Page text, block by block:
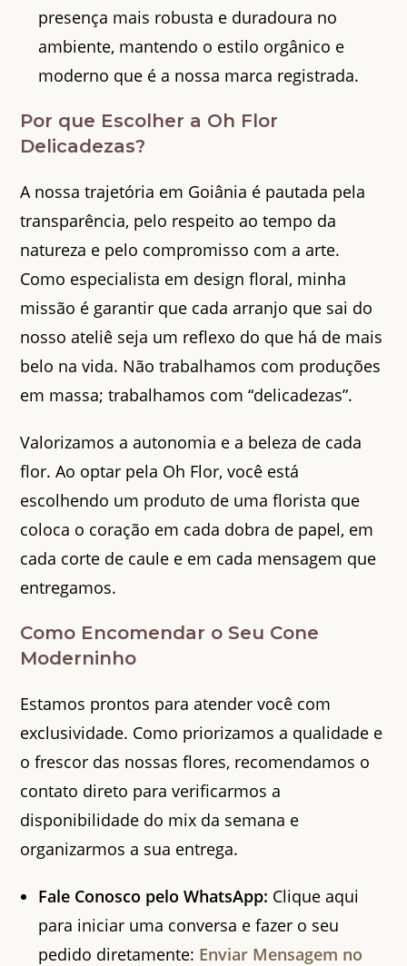
presença mais robusta e duradoura no
ambiente, mantendo o estilo orgânico e
moderno que é a nossa marca registrada.
Por que Escolher a Oh Flor
Delicadezas?
A nossa trajetória em Goiânia é pautada pela
transparência, pelo respeito ao tempo da
natureza e pelo compromisso com a arte.
Como especialista em design floral, minha
missão é garantir que cada arranjo que sai do
nosso ateliê seja um reflexo do que há de mais
belo na vida. Não trabalhamos com produções
em massa; trabalhamos com “delicadezas”.
Valorizamos a autonomia e a beleza de cada
flor. Ao optar pela Oh Flor, você está
escolhendo um produto de uma florista que
coloca o coração em cada dobra de papel, em
cada corte de caule e em cada mensagem que
entregamos.
Como Encomendar o Seu Cone
Moderninho
Estamos prontos para atender você com
exclusividade. Como priorizamos a qualidade e
o frescor das nossas flores, recomendamos o
contato direto para verificarmos a
disponibilidade do mix da semana e
organizarmos a sua entrega.
Fale Conosco pelo WhatsApp: Clique aqui
para iniciar uma conversa e fazer o seu
pedido diretamente: Enviar Mensagem no